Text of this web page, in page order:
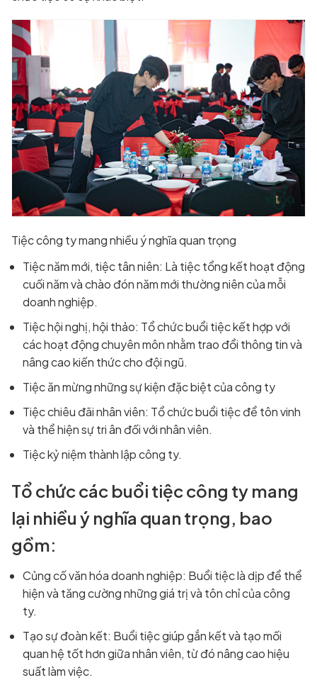
Tiệc công ty mang nhiều ý nghĩa quan trọng
Tiệc năm mới, tiệc tân niên: Là tiệc tổng kết hoạt động
cuối năm và chào đón năm mới thường niên của mỗi
doanh nghiệp.
Tiệc hội nghị, hội thảo: Tổ chức buổi tiệc kết hợp với
các hoạt động chuyên môn nhằm trao đổi thông tin và
nâng cao kiến thức cho đội ngũ.
Tiệc ăn mừng những sự kiện đặc biệt của công ty
Tiệc chiêu đãi nhân viên: Tổ chức buổi tiệc để tôn vinh
và thể hiện sự tri ân đối với nhân viên.
Tiệc kỷ niệm thành lập công ty.
Tổ chức các buổi tiệc công ty mang
lại nhiều ý nghĩa quan trọng, bao
gồm:
Củng cố văn hóa doanh nghiệp: Buổi tiệc là dịp để thể
hiện và tăng cường những giá trị và tôn chỉ của công
ty.
Tạo sự đoàn kết: Buổi tiệc giúp gắn kết và tạo mối
quan hệ tốt hơn giữa nhân viên, từ đó nâng cao hiệu
suất làm việc.